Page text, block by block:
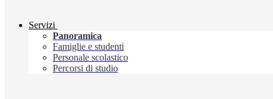
Servizi
Panoramica
Famiglie e studenti
Personale scolastico
Percorsi di studio